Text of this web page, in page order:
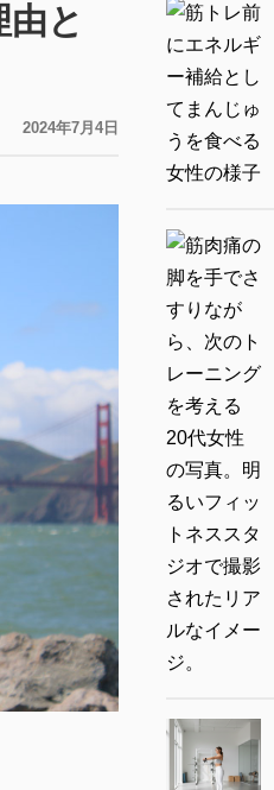
と
2024年7月4日